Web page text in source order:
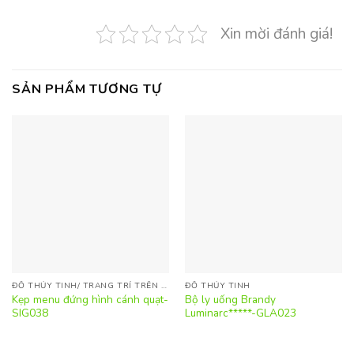
Xin mời đánh giá!
SẢN PHẨM TƯƠNG TỰ
ĐỒ THỦY TINH/ TRANG TRÍ TRÊN BÀN
Kẹp menu đứng hình cánh quạt-
SIG038
ĐỒ THỦY TINH
Bộ ly uống Brandy
Luminarc*****-GLA023